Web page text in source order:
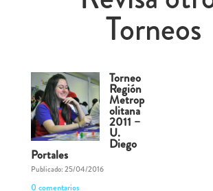
Torneos
Torneo
Región
Metrop
olitana
2011 –
U.
Diego
Portales
Publicado: 25/04/2016
0 comentarios